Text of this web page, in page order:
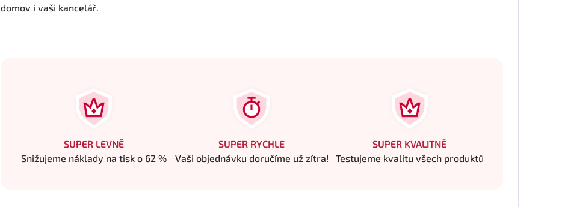
domov i vaši kancelář.
SUPER LEVNĚ
Snižujeme náklady na tisk o 62 %
SUPER RYCHLE
Vaši objednávku doručíme už zítra!
SUPER KVALITNĚ
Testujeme kvalitu všech produktů